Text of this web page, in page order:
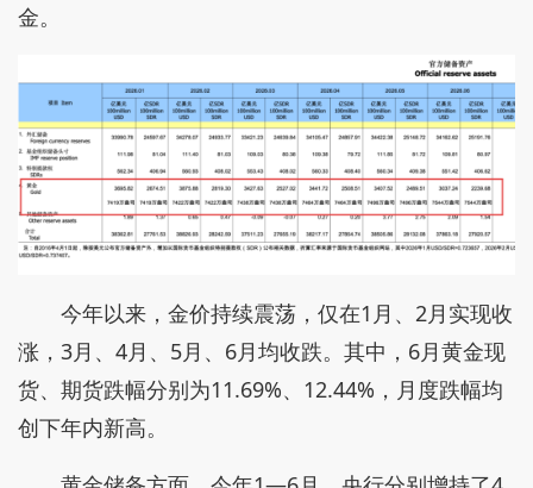
金。
今年以来，金价持续震荡，仅在1月、2月实现收
涨，3月、4月、5月、6月均收跌。其中，6月黄金现
货、期货跌幅分别为11.69%、12.44%，月度跌幅均
创下年内新高。